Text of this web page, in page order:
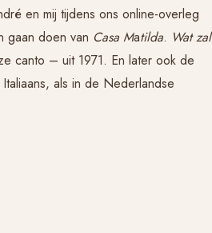
en mij tijdens ons online-overleg
gaan doen van Casa Matilda. Wat zal
canto – uit 1971. En later ook de
als in de Nederlandse